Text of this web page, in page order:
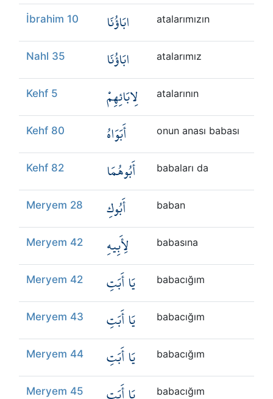
İbrahim 10 ابَاؤُنَا atalarımızın
Nahl 35 ابَاؤُنَا atalarımız
Kehf 5 لِابَائِهِمْ atalarının
Kehf 80 أَبَوَاهُ onun anası babası
Kehf 82 أَبُوهُمَا babaları da
Meryem 28 أَبُوكِ baban
Meryem 42 لِأَبِيهِ babasına
Meryem 42 يَا أَبَتِ babacığım
Meryem 43 يَا أَبَتِ babacığım
Meryem 44 يَا أَبَتِ babacığım
Meryem 45 babacığım